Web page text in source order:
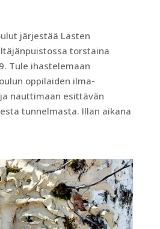
järjestää Lasten
torstaina
Tule ihastelemaan
oppilaiden ilma-
nauttimaan esittävän
tunnelmasta. Illan aikana